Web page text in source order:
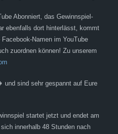
Abonniert, das Gewinnspiel-
ebenfalls dort hinterlässt, kommt
Namen im YouTube
zuordnen können! Zu unserem
und sind sehr gespannt auf Eure
startet jetzt und endet am
innerhalb 48 Stunden nach